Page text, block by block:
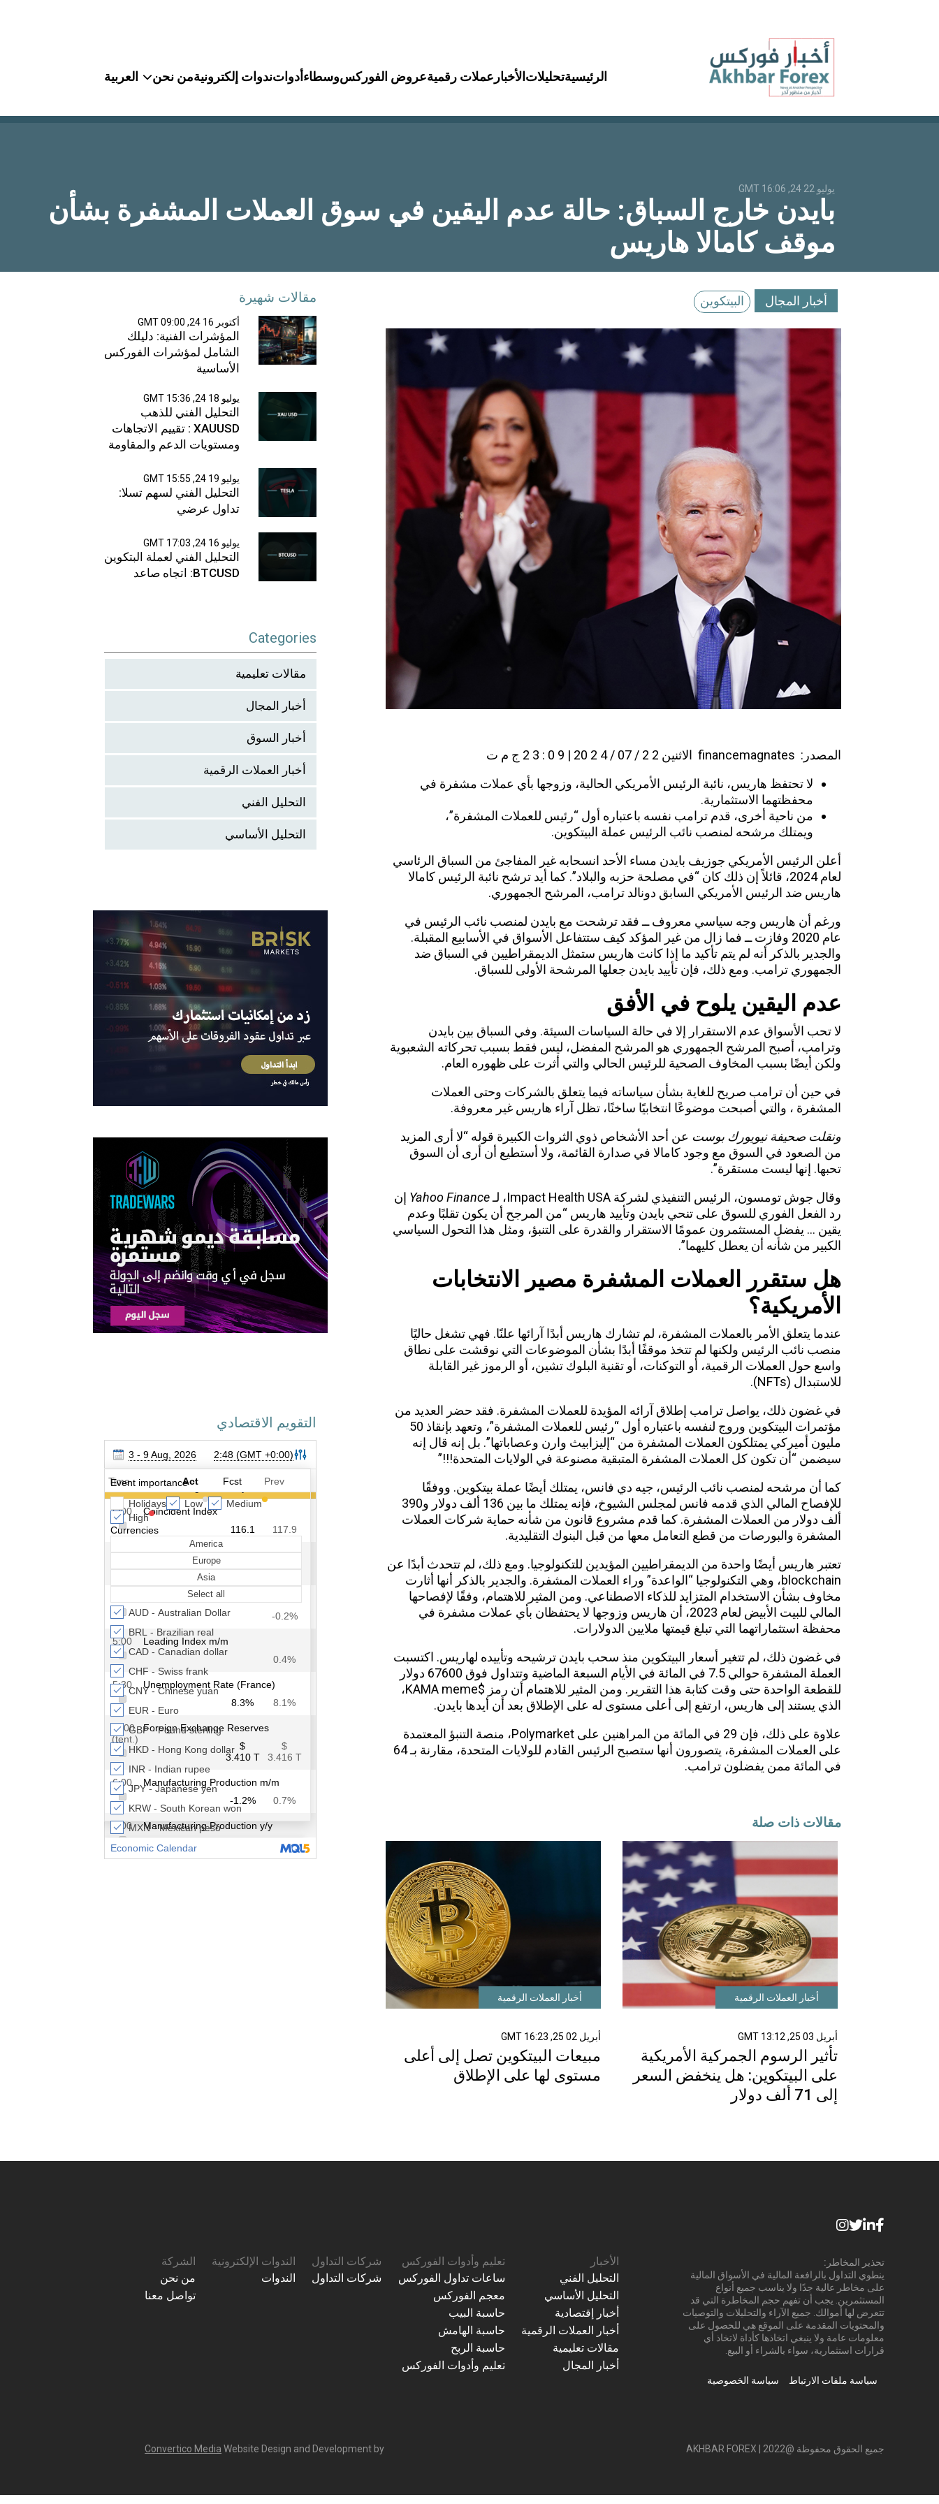
الرئيسيةتحليلات الأخبار عملات رقميةعروض الفوركسوسطاءأدواتندوات إلكترونيةمن نحن العربية
يوليو 22 24, 16:06 GMT
بايدن خارج السباق: حالة عدم اليقين في سوق العملات المشفرة بشأن
موقف كامالا هاريس
أخبار المجال البيتكوين
المصدر: financemagnates الاثنين 2 2 / 07 / 20 2 4 | 0 9 : 2 3 ج م ت
لا تحتفظ هاريس، نائبة الرئيس الأمريكي الحالية، وزوجها بأي عملات مشفرة في
محفظتهما الاستثمارية.
من ناحية أخرى، قدم ترامب نفسه باعتباره أول “رئيس للعملات المشفرة”،
ويمتلك مرشحه لمنصب نائب الرئيس عملة البيتكوين.
أعلن الرئيس الأمريكي جوزيف بايدن مساء الأحد انسحابه غير المفاجئ من السباق الرئاسي
لعام 2024، قائلاً إن ذلك كان “في مصلحة حزبه والبلاد”. كما أيد ترشح نائبة الرئيس كامالا
هاريس ضد الرئيس الأمريكي السابق دونالد ترامب، المرشح الجمهوري.
ورغم أن هاريس وجه سياسي معروف ــ فقد ترشحت مع بايدن لمنصب نائب الرئيس في
عام 2020 وفازت ــ فما زال من غير المؤكد كيف ستتفاعل الأسواق في الأسابيع المقبلة.
والجدير بالذكر أنه لم يتم تأكيد ما إذا كانت هاريس ستمثل الديمقراطيين في السباق ضد
الجمهوري ترامب. ومع ذلك، فإن تأييد بايدن جعلها المرشحة الأولى للسباق.
عدم اليقين يلوح في الأفق
لا تحب الأسواق عدم الاستقرار إلا في حالة السياسات السيئة. وفي السباق بين بايدن
وترامب، أصبح المرشح الجمهوري هو المرشح المفضل، ليس فقط بسبب تحركاته الشعبوية
ولكن أيضًا بسبب المخاوف الصحية للرئيس الحالي والتي أثرت على ظهوره العام.
في حين أن ترامب صريح للغاية بشأن سياساته فيما يتعلق بالشركات وحتى العملات
المشفرة ، والتي أصبحت موضوعًا انتخابيًا ساخنًا، تظل آراء هاريس غير معروفة.
ونقلت صحيفة نيويورك بوست عن أحد الأشخاص ذوي الثروات الكبيرة قوله “لا أرى المزيد
من الصعود في السوق مع وجود كامالا في صدارة القائمة، ولا أستطيع أن أرى أن السوق
تحبها. إنها ليست مستقرة”.
وقال جوش تومسون، الرئيس التنفيذي لشركة Impact Health USA، لـ
Yahoo Finance إن
رد الفعل الفوري للسوق على تنحي بايدن وتأييد هاريس “من المرجح أن يكون تقلبًا وعدم
يقين … يفضل المستثمرون عمومًا الاستقرار والقدرة على التنبؤ، ومثل هذا التحول السياسي
الكبير من شأنه أن يعطل كليهما”.
هل ستقرر العملات المشفرة مصير الانتخابات
الأمريكية؟
عندما يتعلق الأمر بالعملات المشفرة، لم تشارك هاريس أبدًا آرائها علنًا. فهي تشغل حاليًا
منصب نائب الرئيس ولكنها لم تتخذ موقفًا أبدًا بشأن الموضوعات التي نوقشت على نطاق
واسع حول العملات الرقمية، أو التوكنات، أو تقنية البلوك تشين، أو الرموز غير القابلة
للاستبدال (NFTs).
في غضون ذلك، يواصل ترامب إطلاق آرائه المؤيدة للعملات المشفرة. فقد حضر العديد من
مؤتمرات البيتكوين وروج لنفسه باعتباره أول “رئيس للعملات المشفرة”،
وتعهد بإنقاذ 50
مليون أميركي يمتلكون العملات المشفرة من “إليزابيث وارن وعصاباتها”. بل إنه قال إنه
سيضمن “أن تكون كل العملات المشفرة المتبقية مصنوعة في الولايات المتحدة!!!”
كما أن مرشحه لمنصب نائب الرئيس، جيه دي فانس، يمتلك أيضًا عملة بيتكوين. ووفقًا
للإفصاح المالي الذي قدمه فانس لمجلس الشيوخ، فإنه يمتلك ما بين 136 ألف دولار و390
ألف دولار من العملات المشفرة. كما قدم مشروع قانون من شأنه حماية شركات العملات
المشفرة والبورصات من قطع التعامل معها من قبل البنوك التقليدية.
تعتبر هاريس أيضًا واحدة من الديمقراطيين المؤيدين للتكنولوجيا. ومع ذلك، لم تتحدث أبدًا عن
blockchain، وهي التكنولوجيا “الواعدة” وراء العملات المشفرة. والجدير بالذكر أنها أثارت
مخاوف بشأن الاستخدام المتزايد للذكاء الاصطناعي. ومن المثير للاهتمام، وفقًا لإفصاحها
المالي للبيت الأبيض لعام 2023، أن هاريس وزوجها لا يحتفظان بأي عملات مشفرة في
محفظة استثماراتهما التي تبلغ قيمتها ملايين الدولارات.
في غضون ذلك، لم تتغير أسعار البيتكوين منذ سحب بايدن ترشيحه وتأييده لهاريس. اكتسبت
العملة المشفرة حوالي 7.5 في المائة في الأيام السبعة الماضية وتتداول فوق 67600 دولار
للقطعة الواحدة حتى وقت كتابة هذا التقرير. ومن المثير للاهتمام أن رمز $KAMA meme،
الذي يستند إلى هاريس، ارتفع إلى أعلى مستوى له على الإطلاق بعد أن أيدها بايدن.
علاوة على ذلك، فإن 29 في المائة من المراهنين على Polymarket، منصة التنبؤ المعتمدة
على العملات المشفرة، يتصورون أنها ستصبح الرئيس القادم للولايات المتحدة، مقارنة بـ 64
في المائة ممن يفضلون ترامب.
مقالات ذات صلة
أخبار العملات الرقمية
أبريل 03 25, 13:12 GMT
تأثير الرسوم الجمركية الأمريكية
على البيتكوين: هل ينخفض السعر
إلى 71 ألف دولار
أخبار العملات الرقمية
أبريل 02 25, 16:23 GMT
مبيعات البيتكوين تصل إلى أعلى
مستوى لها على الإطلاق
مقالات شهيرة
أكتوبر 16 24, 09:00 GMT
المؤشرات الفنية: دليلك
الشامل لمؤشرات الفوركس
الأساسية
يوليو 18 24, 15:36 GMT
التحليل الفني للذهب
XAUUSD : تقييم الاتجاهات
ومستويات الدعم والمقاومة
يوليو 19 24, 15:55 GMT
التحليل الفني لسهم تسلا:
تداول عرضي
يوليو 16 24, 17:03 GMT
التحليل الفني لعملة البتكوين
BTCUSD: اتجاه صاعد
Categories
مقالات تعليمية
أخبار المجال
أخبار السوق
أخبار العملات الرقمية
التحليل الفني
التحليل الأساسي
التقويم الاقتصادي
تحذير المخاطر:
ينطوي التداول بالرافعة المالية في الأسواق المالية
على مخاطر عالية جدًا ولا يناسب جميع أنواع
المستثمرين. يجب أن تفهم حجم المخاطرة التي قد
تتعرض لها أموالك. جميع الآراء والتحليلات والتوصيات
والمحتويات المقدمة على الموقع هي للحصول على
معلومات عامة ولا ينبغي اتخاذها كأداة لاتخاذ أي
قرارات استثمارية، سواء بالشراء أو البيع.
سياسة ملفات الارتباط سياسة الخصوصية
الأخبار
التحليل الفني
التحليل الأساسي
أخبار إقتصادية
أخبار العملات الرقمية
مقالات تعليمية
أخبار المجال
تعليم وأدوات الفوركس
ساعات تداول الفوركس
معجم الفوركس
حاسبة البيب
حاسبة الهامش
حاسبة الربح
تعليم وأدوات الفوركس
شركات التداول
شركات التداول
الندوات الإلكترونية
الندوات
الشركة
من نحن
تواصل معنا
جميع الحقوق محفوظة @2022 | AKHBAR FOREX Website Design and Development by
Convertico Media